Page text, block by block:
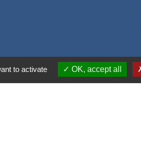
to activate OK, accept all